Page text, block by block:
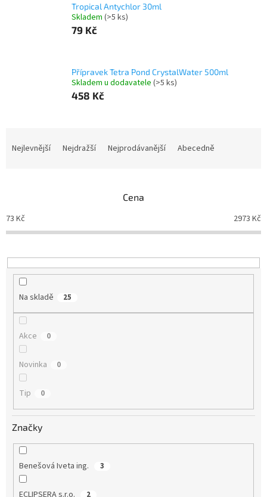
Tropical Antychlor 30ml
Skladem (>5 ks)
79 Kč
Přípravek Tetra Pond CrystalWater 500ml
Skladem u dodavatele (>5 ks)
458 Kč
p
r
o
u
Nejlevnější Nejdražší Nejprodávanější Abecedně
Cena
73 Kč 2973 Kč
Na skladě 25
Akce 0
Novinka 0
Tip 0
Značky
Benešová Iveta ing. 3